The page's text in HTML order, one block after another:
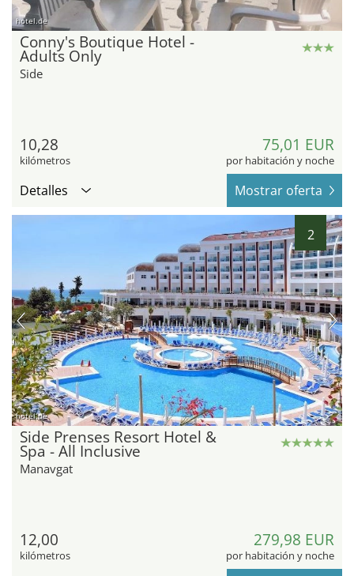
hotel.de
Conny's Boutique Hotel -
Adults Only
Side
10,28
kilómetros
75,01 EUR
por habitación y noche
Detalles Mostrar oferta
2
hotel.de
Side Prenses Resort Hotel &
Spa - All Inclusive
Manavgat
12,00
kilómetros
279,98 EUR
por habitación y noche